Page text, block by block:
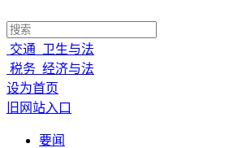
交通 卫生与法
税务 经济与法
设为首页
旧网站入口
要闻